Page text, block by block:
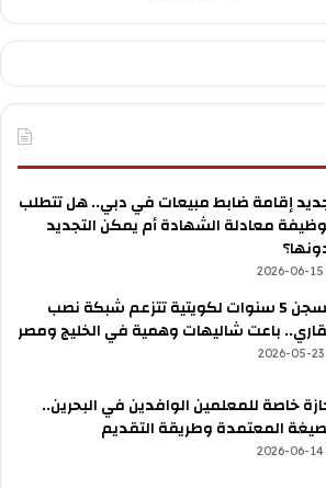
إقامة ضابط مبيعات في دبي.. هل تتطلب
معادلة الشهادة أم يمكن التجديد
2026-06-15
السجن 5 سنوات لكويتية تتزعم شبكة نصب
باعت شاليهات وهمية في الخليج ومصر
2026-05-23
خاصة للمعلمين الوافدين في البحرين..
المعتمدة وطريقة التقديم
2026-06-14